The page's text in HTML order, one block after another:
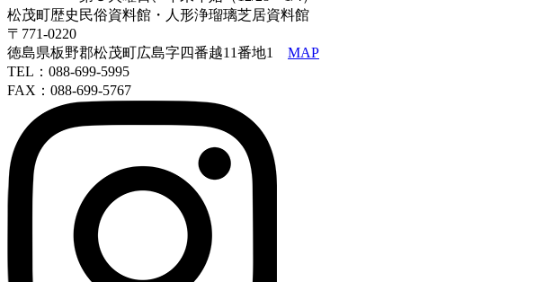
松茂町歴史民俗資料館・人形浄瑠璃芝居資料館
〒771-0220
徳島県板野郡松茂町広島字四番越11番地1 MAP
TEL：088-699-5995
FAX：088-699-5767